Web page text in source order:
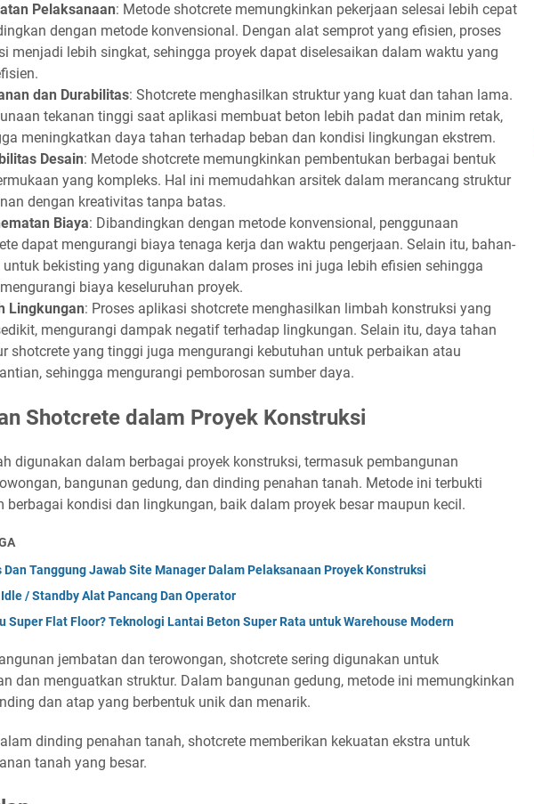
Pelaksanaan: Metode shotcrete memungkinkan pekerjaan selesai lebih cepat
dengan metode konvensional. Dengan alat semprot yang efisien, proses
menjadi lebih singkat, sehingga proyek dapat diselesaikan dalam waktu yang
dan Durabilitas: Shotcrete menghasilkan struktur yang kuat dan tahan lama.
tekanan tinggi saat aplikasi membuat beton lebih padat dan minim retak,
meningkatkan daya tahan terhadap beban dan kondisi lingkungan ekstrem.
Desain: Metode shotcrete memungkinkan pembentukan berbagai bentuk
yang kompleks. Hal ini memudahkan arsitek dalam merancang struktur
dengan kreativitas tanpa batas.
Biaya: Dibandingkan dengan metode konvensional, penggunaan
dapat mengurangi biaya tenaga kerja dan waktu pengerjaan. Selain itu, bahan-
untuk bekisting yang digunakan dalam proses ini juga lebih efisien sehingga
biaya keseluruhan proyek.
Lingkungan: Proses aplikasi shotcrete menghasilkan limbah konstruksi yang
mengurangi dampak negatif terhadap lingkungan. Selain itu, daya tahan
shotcrete yang tinggi juga mengurangi kebutuhan untuk perbaikan atau
sehingga mengurangi pemborosan sumber daya.
Shotcrete dalam Proyek Konstruksi
digunakan dalam berbagai proyek konstruksi, termasuk pembangunan
bangunan gedung, dan dinding penahan tanah. Metode ini terbukti
berbagai kondisi dan lingkungan, baik dalam proyek besar maupun kecil.
Dan Tanggung Jawab Site Manager Dalam Pelaksanaan Proyek Konstruksi
/ Standby Alat Pancang Dan Operator
Super Flat Floor? Teknologi Lantai Beton Super Rata untuk Warehouse Modern
jembatan dan terowongan, shotcrete sering digunakan untuk
dan menguatkan struktur. Dalam bangunan gedung, metode ini memungkinkan
dan atap yang berbentuk unik dan menarik.
dinding penahan tanah, shotcrete memberikan kekuatan ekstra untuk
tanah yang besar.